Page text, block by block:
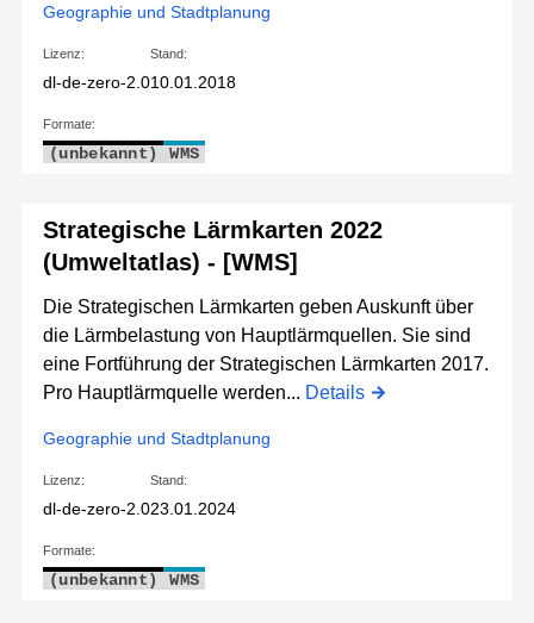
Geographie und Stadtplanung
Lizenz:
dl-de-zero-2.0
Stand:
10.01.2018
Formate:
(unbekannt) WMS
Strategische Lärmkarten 2022
(Umweltatlas) - [WMS]
Die Strategischen Lärmkarten geben Auskunft über
die Lärmbelastung von Hauptlärmquellen. Sie sind
eine Fortführung der Strategischen Lärmkarten 2017.
Pro Hauptlärmquelle werden... Details
Geographie und Stadtplanung
Lizenz:
dl-de-zero-2.0
Stand:
23.01.2024
Formate:
(unbekannt) WMS